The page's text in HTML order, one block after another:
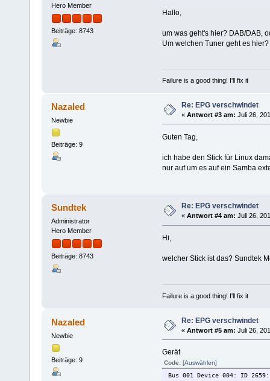
Hero Member
Beiträge: 8743
Hallo,
um was geht's hier? DAB/DAB,
Um welchen Tuner geht es hier?
Failure is a good thing! I'll fix it
Nazaled
Newbie
Beiträge: 9
Re: EPG verschwindet
« Antwort #3 am: Juli 26,
Guten Tag,
ich habe den Stick für Linux
nur auf um es auf ein Samba
Sundtek
Administrator
Hero Member
Beiträge: 8743
Re: EPG verschwindet
« Antwort #4 am: Juli 26,
Hi,
welcher Stick ist das? Sundtek
Failure is a good thing! I'll fix it
Nazaled
Newbie
Beiträge: 9
Re: EPG verschwindet
« Antwort #5 am: Juli 26,
Gerät
Code: [Auswählen]
Bus 001 Device 004: ID